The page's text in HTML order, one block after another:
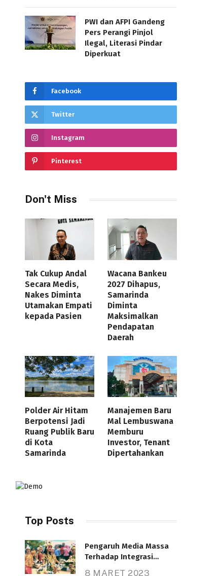
PWI dan AFPI Gandeng
Pers Perangi Pinjol
Ilegal, Literasi Pindar
Diperkuat
Facebook
Twitter
Instagram
Pinterest
Don't Miss
Tak Cukup Andal
Secara Medis,
Nakes Diminta
Utamakan Empati
kepada Pasien
Wacana Bankeu
2027 Dihapus,
Samarinda
Diminta
Maksimalkan
Pendapatan
Daerah
Polder Air Hitam
Berpotensi Jadi
Ruang Publik Baru
di Kota
Samarinda
Manajemen Baru
Mal Lembuswana
Memburu
Investor, Tenant
Dipertahankan
Top Posts
Pengaruh Media Massa
Terhadap Integrasi
8 MARET 2023